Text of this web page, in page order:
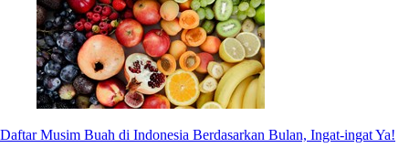
Daftar Musim Buah di Indonesia Berdasarkan Bulan, Ingat-ingat Ya!